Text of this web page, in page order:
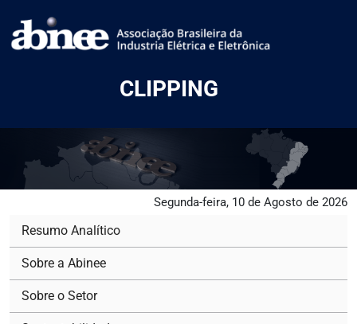
CLIPPING
Segunda-feira, 10 de Agosto de 2026
Resumo Analítico
Sobre a Abinee
Sobre o Setor